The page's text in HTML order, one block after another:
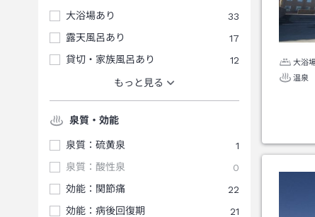
大浴場あり
33
露天風呂あり
17
貸切・家族風呂あり
12
もっと見る
泉質・効能
泉質：硫黄泉
1
泉質：酸性泉
0
効能：関節痛
22
効能：病後回復期
21
大浴
温泉